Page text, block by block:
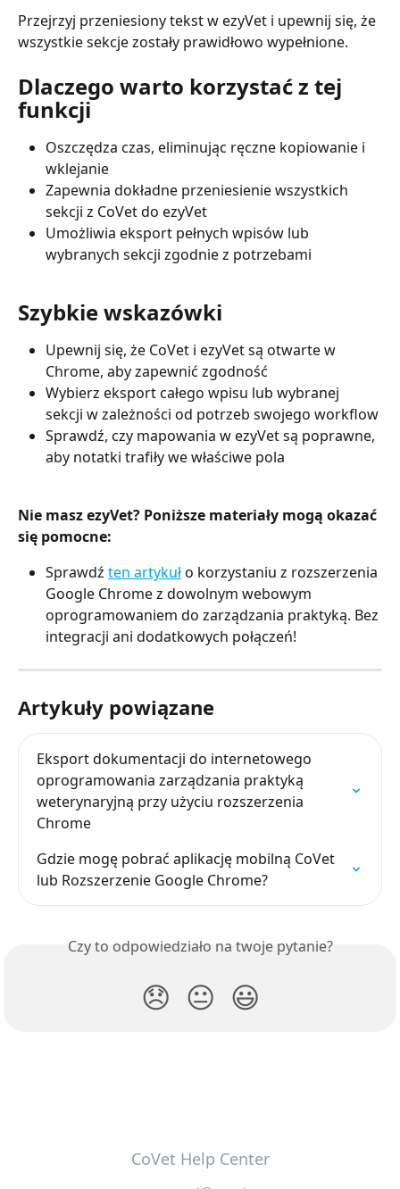
Przejrzyj przeniesiony tekst w ezyVet i upewnij się, że
wszystkie sekcje zostały prawidłowo wypełnione.
Dlaczego warto korzystać z tej
funkcji
Oszczędza czas, eliminując ręczne kopiowanie i
wklejanie
Zapewnia dokładne przeniesienie wszystkich
sekcji z CoVet do ezyVet
Umożliwia eksport pełnych wpisów lub
wybranych sekcji zgodnie z potrzebami
Szybkie wskazówki
Upewnij się, że CoVet i ezyVet są otwarte w
Chrome, aby zapewnić zgodność
Wybierz eksport całego wpisu lub wybranej
sekcji w zależności od potrzeb swojego workflow
Sprawdź, czy mapowania w ezyVet są poprawne,
aby notatki trafiły we właściwe pola
Nie masz ezyVet? Poniższe materiały mogą okazać
się pomocne:
Sprawdź ten artykuł o korzystaniu z rozszerzenia
Google Chrome z dowolnym webowym
oprogramowaniem do zarządzania praktyką. Bez
integracji ani dodatkowych połączeń!
Artykuły powiązane
Eksport dokumentacji do internetowego
oprogramowania zarządzania praktyką
weterynaryjną przy użyciu rozszerzenia
Chrome
Gdzie mogę pobrać aplikację mobilną CoVet
lub Rozszerzenie Google Chrome?
Czy to odpowiedziało na twoje pytanie?
😞 😐 😃
CoVet Help Center